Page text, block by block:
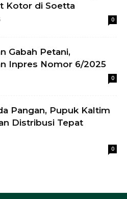
Kotor di Soetta
0
Gabah Petani,
Inpres Nomor 6/2025
0
Pangan, Pupuk Kaltim
Distribusi Tepat
0